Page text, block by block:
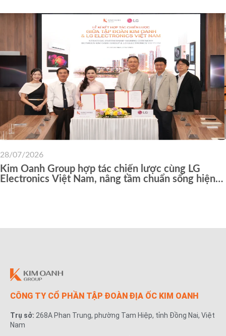
Kim Oanh Group hợp tác chiến lược cùng LG
Electronics Việt Nam, nâng tầm chuẩn sống hiện
28/07/2026
CÔNG TY CỔ PHẦN TẬP ĐOÀN ĐỊA ỐC KIM OANH
Trụ sở: 268A Phan Trung, phường Tam Hiệp, tỉnh Đồng Nai, Việt
Nam